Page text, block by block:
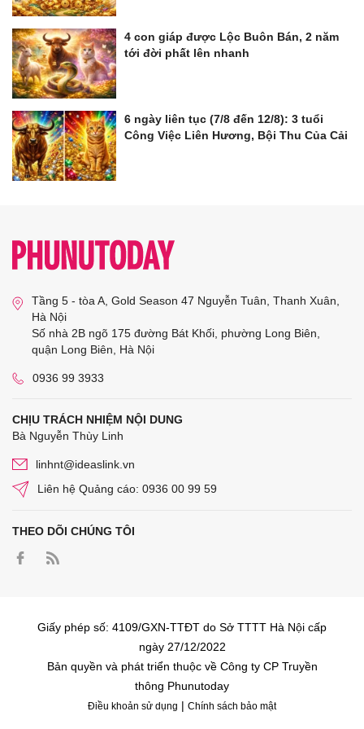
4 con giáp được Lộc Buôn Bán, 2 năm
tới đời phất lên nhanh
6 ngày liên tục (7/8 đến 12/8): 3 tuổi
Công Việc Liên Hương, Bội Thu Của Cải
Tầng 5 - tòa A, Gold Season 47 Nguyễn Tuân, Thanh Xuân,
Hà Nội
Số nhà 2B ngõ 175 đường Bát Khối, phường Long Biên,
quận Long Biên, Hà Nội
0936 99 3933
CHỊU TRÁCH NHIỆM NỘI DUNG
Bà Nguyễn Thùy Linh
linhnt@ideaslink.vn
Liên hệ Quảng cáo: 0936 00 99 59
THEO DÕI CHÚNG TÔI
Giấy phép số: 4109/GXN-TTĐT do Sở TTTT Hà Nội cấp
ngày 27/12/2022
Bản quyền và phát triển thuộc về Công ty CP Truyền
thông Phunutoday
Điều khoản sử dụng | Chính sách bảo mật